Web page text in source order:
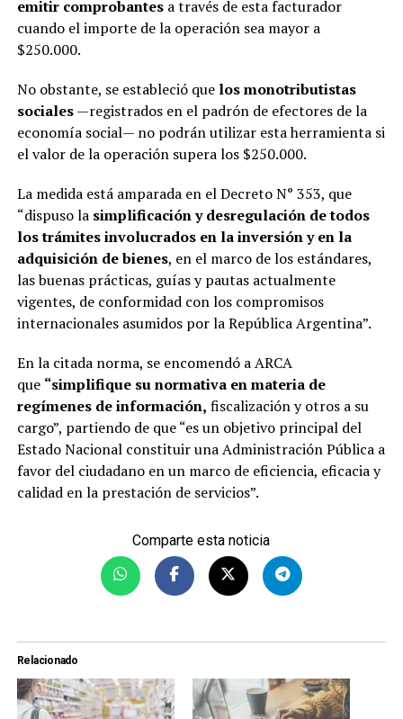
emitir comprobantesa través de esta facturador
cuando el importe de la operación sea mayor a
$250.000.
No obstante, se estableció quelos monotributistas
sociales—registrados en el padrón de efectores de la
economía social— no podrán utilizar esta herramienta si
el valor de la operación supera los $250.000.
La medida está amparada en el Decreto N° 353, que
“dispuso la simplificación y desregulación de todos
los trámites involucrados en la inversión y en la
adquisición de bienes, en el marco de los estándares,
las buenas prácticas, guías y pautas actualmente
vigentes, de conformidad con los compromisos
internacionales asumidos por la República Argentina”.
En la citada norma, se encomendó a ARCA
que “simplifique su normativa en materia de
regímenes de información, fiscalización y otros a su
cargo”, partiendo de que “es un objetivo principal del
Estado Nacional constituir una Administración Pública a
favor del ciudadano en un marco de eficiencia, eficacia y
calidad en la prestación de servicios”.
Comparte esta noticia
Relacionado